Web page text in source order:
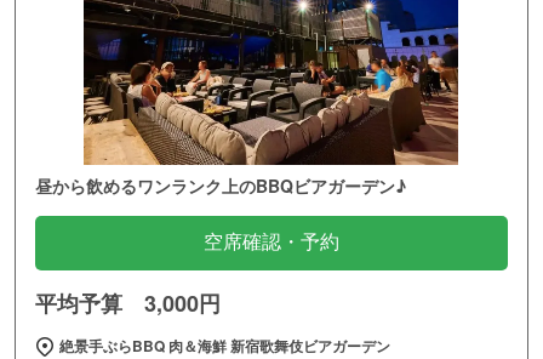
昼から飲めるワンランク上のBBQビアガーデン♪
空席確認・予約
平均予算 3,000円
絶景手ぶらBBQ 肉＆海鮮 新宿歌舞伎ビアガーデン